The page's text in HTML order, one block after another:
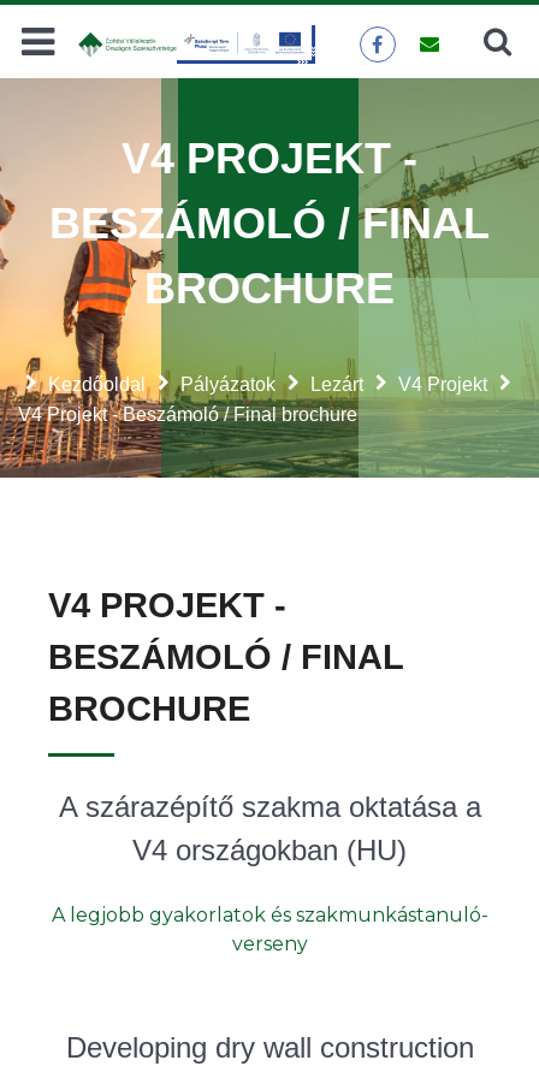
Keresés
Kezdőoldal Pályázatok Lezárt
V4 Projekt
V4 Projekt - Beszámoló / Final brochure
V4 PROJEKT -
BESZÁMOLÓ / FINAL
BROCHURE
V4 PROJEKT -
BESZÁMOLÓ / FINAL
BROCHURE
A szárazépítő szakma oktatása a
V4 országokban (HU)
A legjobb gyakorlatok és szakmunkástanuló-
verseny
Developing dry wall construction